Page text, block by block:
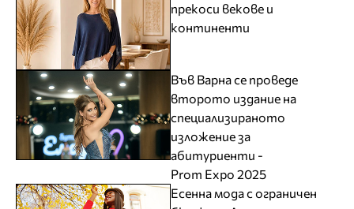
прекоси векове и
континенти
Във Варна се проведе
второто издание на
специализираното
изложение за
абитуриенти -
Prom Expo 2025
Есенна мода с ограничен